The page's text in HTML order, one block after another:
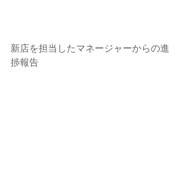
新店を担当したマネージャーからの進
捗報告